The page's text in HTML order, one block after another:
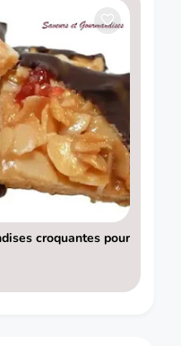
croquantes pour